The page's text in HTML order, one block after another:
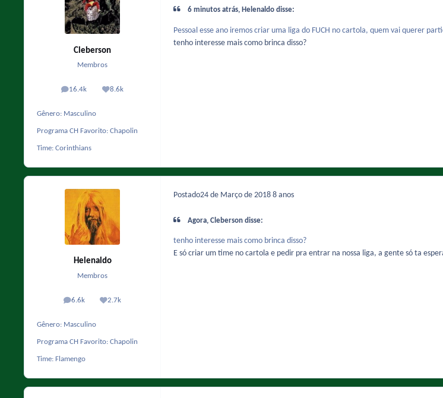
Cleberson
Membros
16.4k
posts 8.6k
Reputação
Gênero: Masculino
Programa CH Favorito: Chapolin
Time: Corinthians
6 minutos atrás, Helenaldo disse:
Pessoal esse ano iremos criar uma liga do FUCH no cartola, quem vai querer
tenho interesse mais como brinca disso?
Helenaldo
Membros
6.6k
posts 2.7k
Reputação
Gênero: Masculino
Programa CH Favorito: Chapolin
Time: Flamengo
Postado24 de Março de 2018 8 anos
Agora, Cleberson disse:
tenho interesse mais como brinca disso?
E só criar um time no cartola e pedir pra entrar na nossa liga, a gente só ta